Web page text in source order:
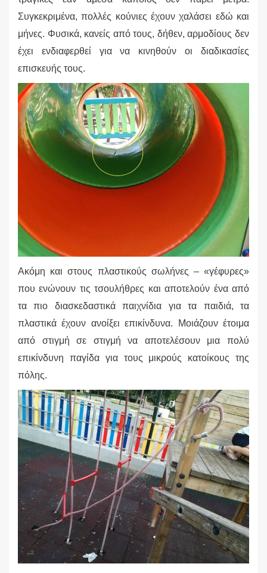
Συγκεκριμένα, πολλές κούνιες έχουν χαλάσει εδώ και
μήνες. Φυσικά, κανείς από τους, δήθεν, αρμοδίους δεν
έχει ενδιαφερθεί για να κινηθούν οι διαδικασίες
επισκευής τους.
Ακόμη και στους πλαστικούς σωλήνες – «γέφυρες»
που ενώνουν τις τσουλήθρες και αποτελούν ένα από
τα πιο διασκεδαστικά παιχνίδια για τα παιδιά, τα
πλαστικά έχουν ανοίξει επικίνδυνα. Μοιάζουν έτοιμα
από στιγμή σε στιγμή να αποτελέσουν μια πολύ
επικίνδυνη παγίδα για τους μικρούς κατοίκους της
πόλης.